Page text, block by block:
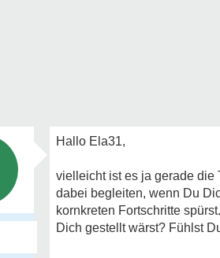
Hallo Ela31,
vielleicht ist es ja gerade die
dabei begleiten, wenn Du
kornkreten Fortschritte
Dich gestellt wärst? Fühlst